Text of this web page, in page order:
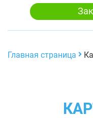
Главная страница